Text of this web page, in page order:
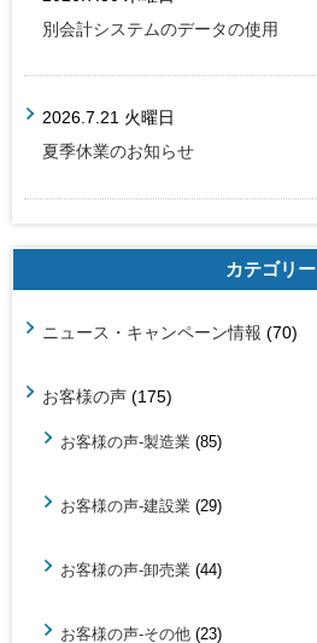
別会計システムのデータの使用
2026.7.21 火曜日
夏季休業のお知らせ
カテゴリー
ニュース・キャンペーン情報 (70)
お客様の声 (175)
お客様の声-製造業 (85)
お客様の声-建設業 (29)
お客様の声-卸売業 (44)
お客様の声-その他 (23)